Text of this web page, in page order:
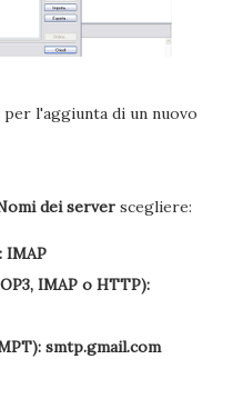
l'aggiunta di un nuovo
dei server scegliere:
IMAP
IMAP o HTTP):
smtp.gmail.com